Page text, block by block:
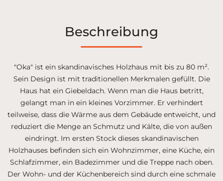
Beschreibung
"Oka" ist ein skandinavisches Holzhaus mit bis zu 80 m².
Sein Design ist mit traditionellen Merkmalen gefüllt. Die
Haus hat ein Giebeldach. Wenn man die Haus betritt,
gelangt man in ein kleines Vorzimmer. Er verhindert
teilweise, dass die Wärme aus dem Gebäude entweicht, und
reduziert die Menge an Schmutz und Kälte, die von außen
eindringt. Im ersten Stock dieses skandinavischen
Holzhauses befinden sich ein Wohnzimmer, eine Küche, ein
Schlafzimmer, ein Badezimmer und die Treppe nach oben.
Der Wohn- und der Küchenbereich sind durch eine schmale